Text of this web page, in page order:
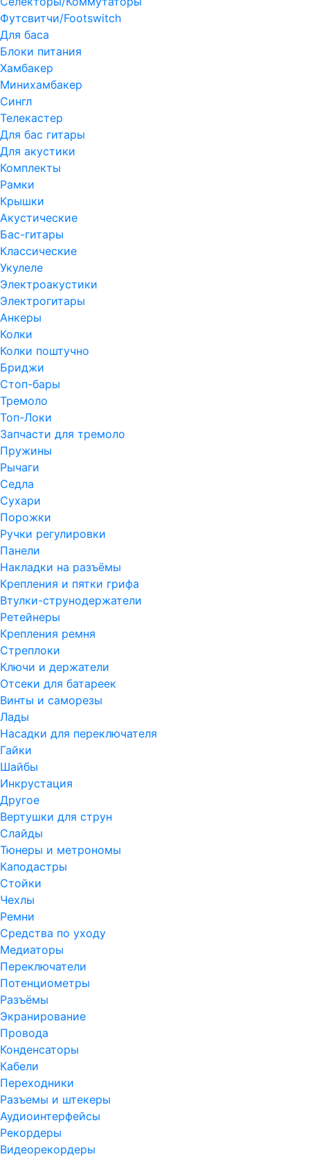
Футсвитчи/Footswitch
Для баса
Блоки питания
Хамбакер
Минихамбакер
Сингл
Телекастер
Для бас гитары
Для акустики
Комплекты
Рамки
Крышки
Акустические
Бас-гитары
Классические
Укулеле
Электроакустики
Электрогитары
Анкеры
Колки
Колки поштучно
Бриджи
Стоп-бары
Тремоло
Топ-Локи
Запчасти для тремоло
Пружины
Рычаги
Седла
Сухари
Порожки
Ручки регулировки
Панели
Накладки на разъёмы
Крепления и пятки грифа
Втулки-струнодержатели
Ретейнеры
Крепления ремня
Стреплоки
Ключи и держатели
Отсеки для батареек
Винты и саморезы
Лады
Насадки для переключателя
Гайки
Шайбы
Инкрустация
Другое
Вертушки для струн
Слайды
Тюнеры и метрономы
Каподастры
Стойки
Чехлы
Ремни
Средства по уходу
Медиаторы
Переключатели
Потенциометры
Разъёмы
Экранирование
Провода
Конденсаторы
Кабели
Переходники
Разъемы и штекеры
Аудиоинтерфейсы
Рекордеры
Видеорекордеры